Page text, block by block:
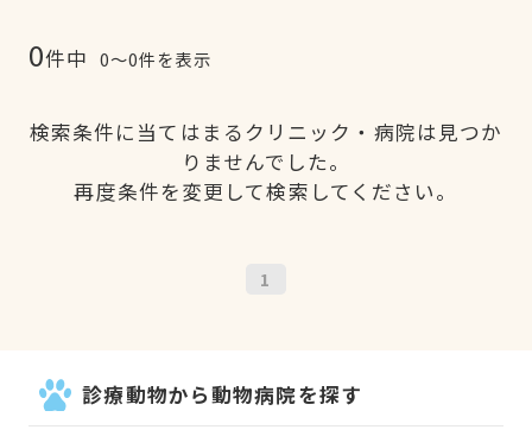
0件中 0〜0件を表示
検索条件に当てはまるクリニック・病院は見つか
りませんでした。
再度条件を変更して検索してください。
1
診療動物から動物病院を探す